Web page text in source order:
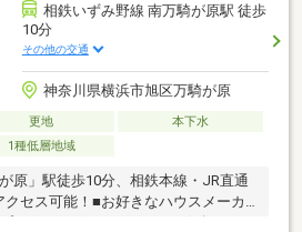
相鉄いずみ野線 南万騎が原駅 徒歩
10分
その他の交通
神奈川県横浜市旭区万騎が原
更地
本下水
1種低層地域
原」駅徒歩10分、相鉄本線・JR直通
クセス可能！■お好きなハウスメーカ
ランもございますので、お気軽にお